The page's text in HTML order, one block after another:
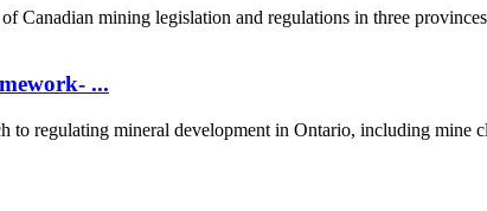
Canadian mining legislation and regulations in three provinces
...
regulating mineral development in Ontario, including mine